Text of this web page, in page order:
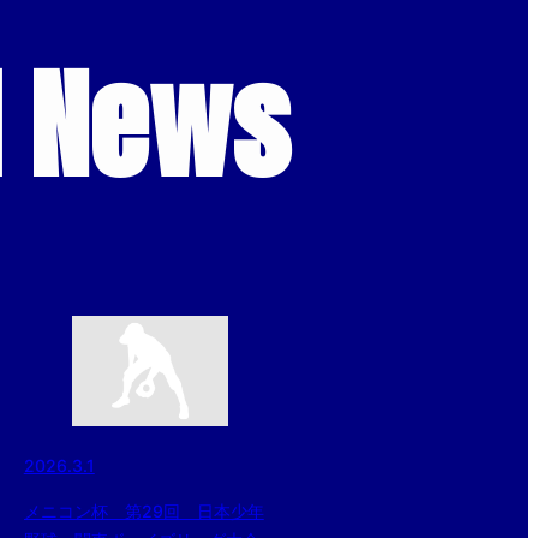
2026.3.1
メニコン杯 第29回 日本少年